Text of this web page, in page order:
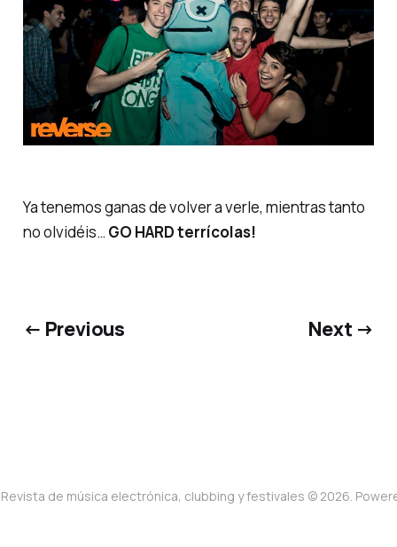
Ya tenemos ganas de volver a verle, mientras tanto
no olvidéis… GO HARD terrícolas!
← Previous Next →
de música electrónica, clubbing y festivales © 2026.